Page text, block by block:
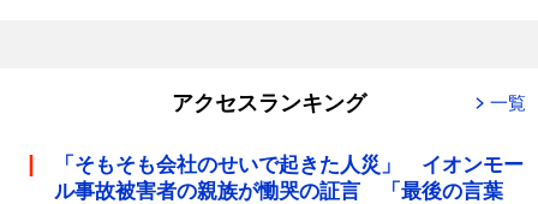
アクセスランキング 一覧
「そもそも会社のせいで起きた人災」 イオンモー
ル事故被害者の親族が慟哭の証言 「最後の言葉